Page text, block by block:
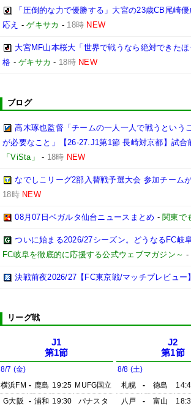
「圧倒的な力で優勝する」大宮の23歳CB尾崎
応え -ゲキサカ - 18時 NEW
大宮MF山本桜大「世界で戦うなら絶対できた
格 -ゲキサカ - 18時 NEW
ブログ
高木琢也監督「チームの一人一人で戦うという
が必要なこと」【26-27.J1第1節 長崎対京都】試合
「ViSta」
- 18時 NEW
なでしこリーグ2部入替戦予選大会 参加チーム
18時 NEW
08月07日ベガルタ仙台ニュースまとめ - 関東で
ついに始まる2026/27シーズン。どうなるFC岐
FC岐阜を徹底的に応援する公式ウェブマガジン～ -
決戦前夜2026/27【FC東京戦/マッチプレビュー
リーグ戦
J1
第1節
8/7 (金)
横浜FM - 鹿島 19:25 MUFG国立
G大阪
- 浦和 19:30
パナスタ
J2
第1節
8/8 (土)
札幌
- 徳島
八戸
- 富山